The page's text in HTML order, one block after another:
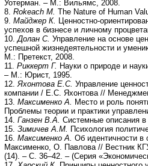
Уотерман. – М.: Вильямс, 2008.
8. Rokeach M. The Nature of Human
9. Майджер К. Ценностно-
успехов в бизнесе и личному
10. Долан С. Управление на основе
успешной жизнедеятельности и
М.: Претекст, 2008.
11. Риккерт Г. Науки о природе и
– М.: Юрист, 1995.
12. Яхонтова Е.С. Управление
компании / Е.С. Яхонтова //
13. Максименко А. Место и роль
Проблемы теории и практики
14. Ганзен В.А. Системные описания
15. Зимичев А.М. Психология
16. Максименко А. Об идентичности в
Максименко, О. Павлова // Вестник
(14). – С. 36–42. – (Серия